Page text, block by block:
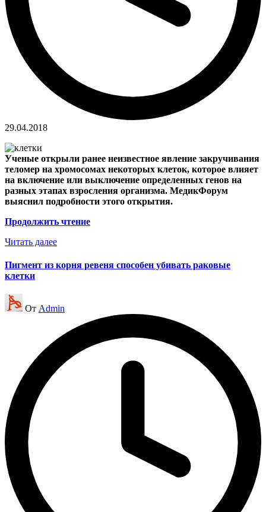
29.04.2018
Ученые открыли ранее неизвестное явление закручивания
теломер на хромосомах некоторых клеток, которое влияет
на включение или выключение определенных генов на
разных этапах взросления организма. МедикФорум
выяснил подробности этого открытия.
Продолжить чтение
Читать далее
Пигмент из корня ревеня способен убивать раковые
клетки
Запись
от
От Admin